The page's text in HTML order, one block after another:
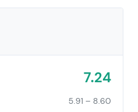
7.24
5.91 – 8.60